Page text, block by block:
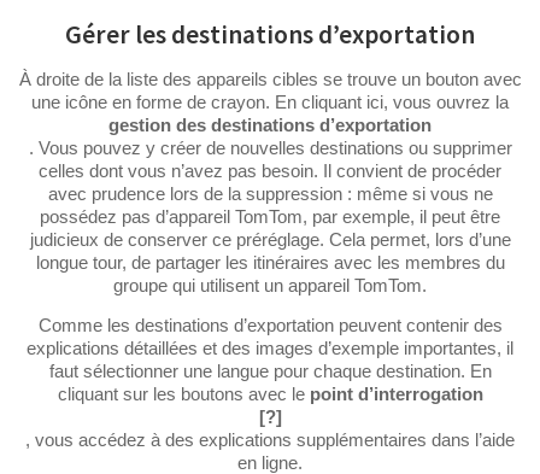
Gérer les destinations d’exportation
À droite de la liste des appareils cibles se trouve un bouton avec
une icône en forme de crayon. En cliquant ici, vous ouvrez la
gestion des destinations d’exportation
. Vous pouvez y créer de nouvelles destinations ou supprimer
celles dont vous n’avez pas besoin. Il convient de procéder
avec prudence lors de la suppression : même si vous ne
possédez pas d’appareil TomTom, par exemple, il peut être
judicieux de conserver ce préréglage. Cela permet, lors d’une
longue tour, de partager les itinéraires avec les membres du
groupe qui utilisent un appareil TomTom.
Comme les destinations d’exportation peuvent contenir des
explications détaillées et des images d’exemple importantes, il
faut sélectionner une langue pour chaque destination. En
cliquant sur les boutons avec le point d’interrogation
[?]
, vous accédez à des explications supplémentaires dans l’aide
en ligne.